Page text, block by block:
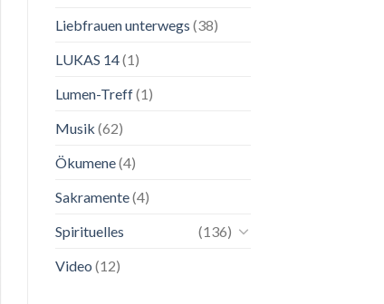
Liebfrauen unterwegs (38)
LUKAS 14(1)
Lumen-Treff(1)
Musik (62)
Ökumene(4)
Sakramente(4)
Spirituelles
(136)
Video (12)